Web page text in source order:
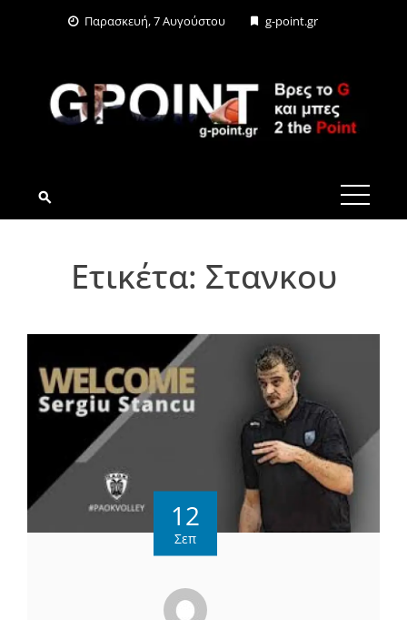
Παρασκευή, 7 Αυγούστου g-point.gr
G-POINT.GR
Ετικέτα: Στανκου
12
Σεπ